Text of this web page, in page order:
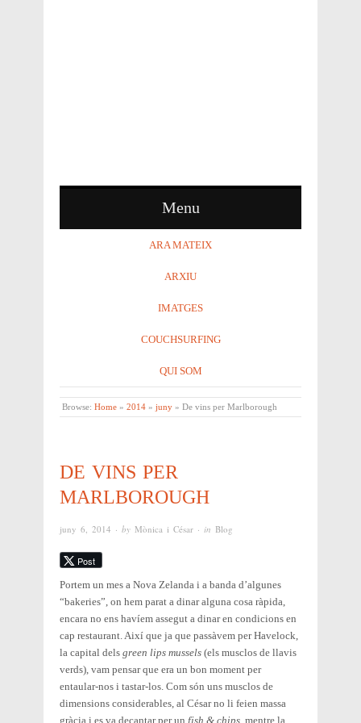
Menu
ARA MATEIX
ARXIU
IMATGES
COUCHSURFING
QUI SOM
Browse: Home » 2014 » juny » De vins per Marlborough
DE VINS PER
MARLBOROUGH
juny 6, 2014 · by Mònica i César · in Blog
Post
Portem un mes a Nova Zelanda i a banda d’algunes
“bakeries”, on hem parat a dinar alguna cosa ràpida,
encara no ens havíem assegut a dinar en condicions en
cap restaurant. Així que ja que passàvem per Havelock,
la capital dels green lips mussels (els musclos de llavis
verds), vam pensar que era un bon moment per
entaular-nos i tastar-los. Com són uns musclos de
dimensions considerables, al César no li feien massa
gràcia i es va decantar per un fish & chips , mentre la